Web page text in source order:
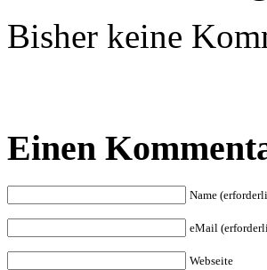
Bisher keine
Einen
Name
eMail
Webseite